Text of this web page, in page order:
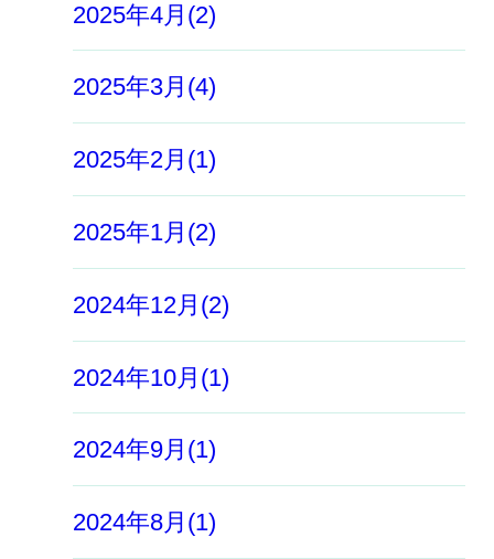
2025年4月(2)
2025年3月(4)
2025年2月(1)
2025年1月(2)
2024年12月(2)
2024年10月(1)
2024年9月(1)
2024年8月(1)